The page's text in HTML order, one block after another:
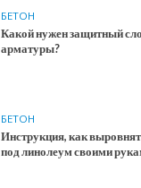
БЕТОН
Какой нужен защитный
арматуры?
БЕТОН
Инструкция, как
под линолеум своими